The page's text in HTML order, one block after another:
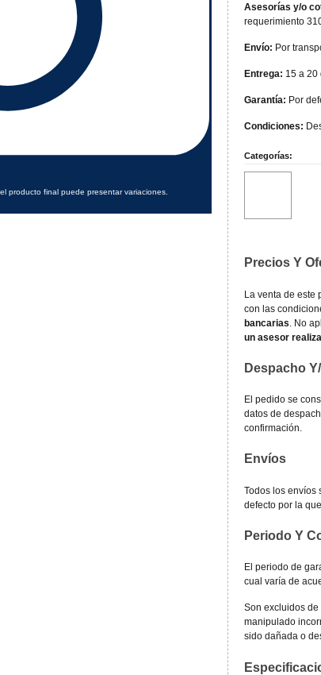
producto final puede presentar variaciones.
Asesorías y/o
requerimiento
Envío: Por
Entrega: 15 a 20
Garantía: Por
Condiciones:
Categorías:
Precios Y
La venta de este
con las
bancarias . No
un asesor
Despacho
El pedido se
datos de
confirmación.
Envíos
Todos los envíos
defecto por la
Periodo Y
El periodo de
cual varía de
Son excluidos
manipulado
sido dañada o